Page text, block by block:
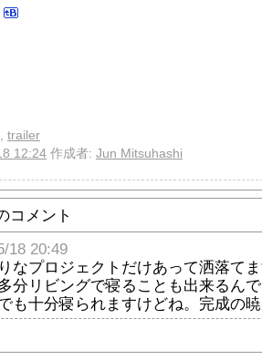
trailer
12:24 作成者: Jun Mitsuhashi
コメント
18 20:49
なプロジェクトだけあって洒落て
分リビングで寝ることも出来るん
も十分寝られますけどね。完成の